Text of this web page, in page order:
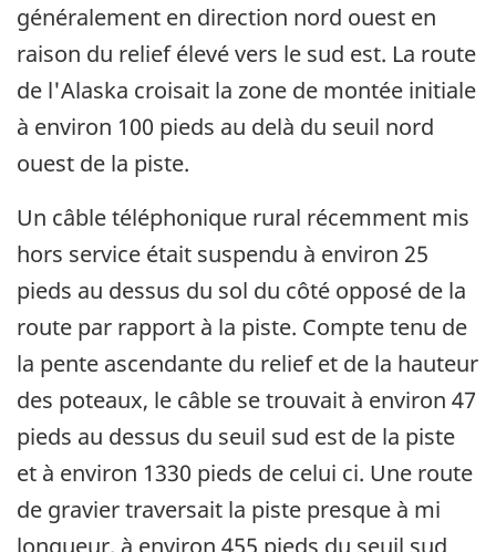
généralement en direction nord ouest en
raison du relief élevé vers le sud est. La route
de l'Alaska croisait la zone de montée initiale
à environ 100 pieds au delà du seuil nord
ouest de la piste.
Un câble téléphonique rural récemment mis
hors service était suspendu à environ 25
pieds au dessus du sol du côté opposé de la
route par rapport à la piste. Compte tenu de
la pente ascendante du relief et de la hauteur
des poteaux, le câble se trouvait à environ 47
pieds au dessus du seuil sud est de la piste
et à environ 1330 pieds de celui ci. Une route
de gravier traversait la piste presque à mi
longueur, à environ 455 pieds du seuil sud